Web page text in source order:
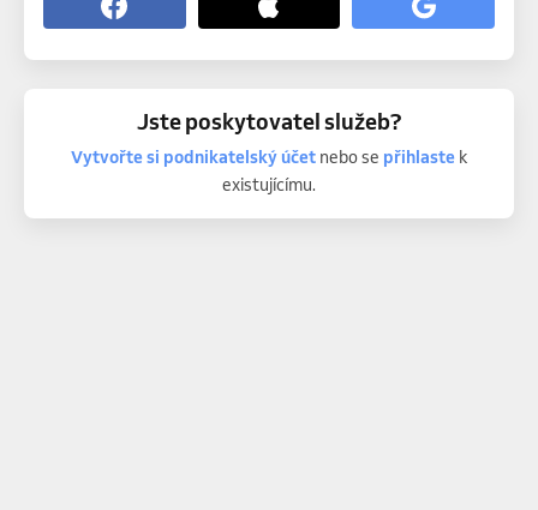
Jste poskytovatel služeb?
Vytvořte si podnikatelský účetnebo se přihlastek
existujícímu.